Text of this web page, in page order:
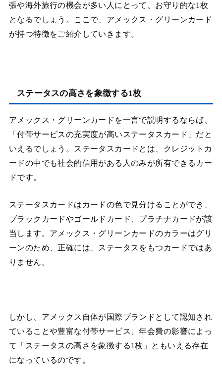
張や海外旅行の機会が多い人にとって、お守り的な1枚
となるでしょう。ここで、アメックス・グリーンカード
が持つ特徴をご紹介していきます。
ステータスの高さを象徴する1枚
アメックス・グリーンカードを一言で説明するならば、
「付帯サービスの充実度が高いステータスカード」だと
いえるでしょう。ステータスカードとは、クレジットカ
ードの中でも社会的信用がある人のみが所有できるカー
ドです。
ステータスカードはカードの色で見分けることができ、
ブラックカードやゴールドカード、プラチナカードが該
当します。アメックス・グリーンカードのカラーはグリ
ーンのため、正確には、ステータスをもつカードではあ
りません。
しかし、アメックス自体が国際ブランドとして認知され
ていることや豊富な付帯サービス、年会費の影響によっ
て「ステータスの高さを象徴する1枚」ともいえる存在
になっているのです。